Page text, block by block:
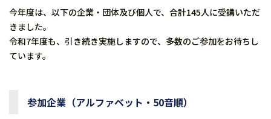
今年度は、以下の企業・団体及び個人で、合計145人に受講いただ
きました。
令和7年度も、引き続き実施しますので、多数のご参加をお待ちし
ています。
参加企業（アルファベット・50音順）